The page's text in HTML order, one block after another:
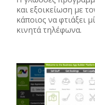
και εξοικείωση με
κάποιος να φτιάξει
κινητά τηλέφωνα.